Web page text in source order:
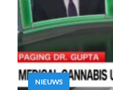
NIEUWS